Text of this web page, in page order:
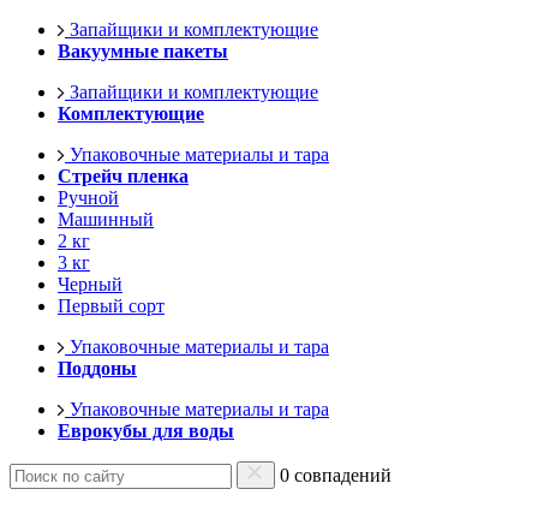
Запайщики и комплектующие
Вакуумные пакеты
Запайщики и комплектующие
Комплектующие
Упаковочные материалы и тара
Стрейч пленка
Ручной
Машинный
2 кг
3 кг
Черный
Первый сорт
Упаковочные материалы и тара
Поддоны
Упаковочные материалы и тара
Еврокубы для воды
0 совпадений